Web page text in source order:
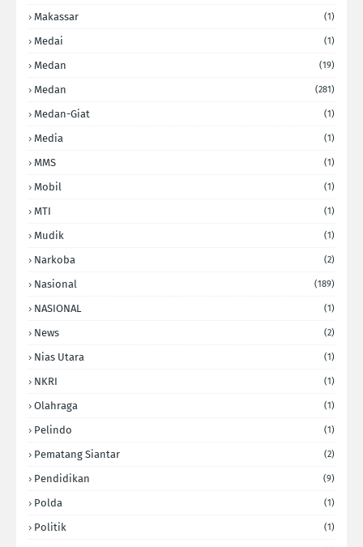
Makassar (1)
Medai (1)
Medan (19)
Medan (281)
Medan-Giat (1)
Media (1)
MMS (1)
Mobil (1)
MTI (1)
Mudik (1)
Narkoba (2)
Nasional (189)
NASIONAL (1)
News (2)
Nias Utara (1)
NKRI (1)
Olahraga (1)
Pelindo (1)
Pematang Siantar (2)
Pendidikan (9)
Polda (1)
Politik (1)